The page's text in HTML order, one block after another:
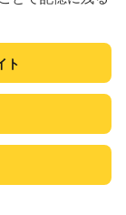
ト